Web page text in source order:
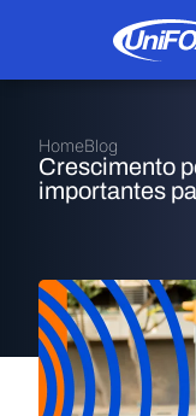
HomeBlog
Crescimento
importantes